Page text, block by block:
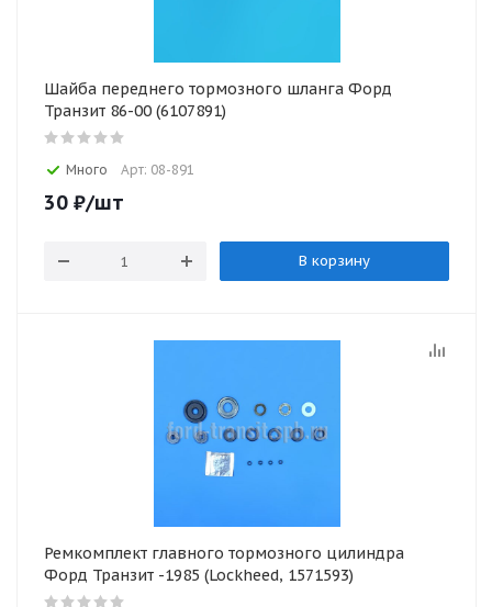
Шайба переднего тормозного шланга Форд
Транзит 86-00 (6107891)
Много Арт: 08-891
30 ₽/шт
В корзину
Ремкомплект главного тормозного цилиндра
Форд Транзит -1985 (Lockheed, 1571593)